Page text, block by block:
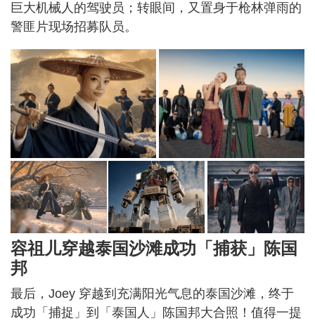
巨大机械人的驾驶员；转眼间，又置身于枪林弹雨的
警匪片现场招募队员。
容祖儿穿越泰国沙滩成功「捕获」陈国
邦
最后，Joey 穿越到充满阳光气息的泰国沙滩，终于
成功「捕捉」到「泰国人」陈国邦大合照！值得一提